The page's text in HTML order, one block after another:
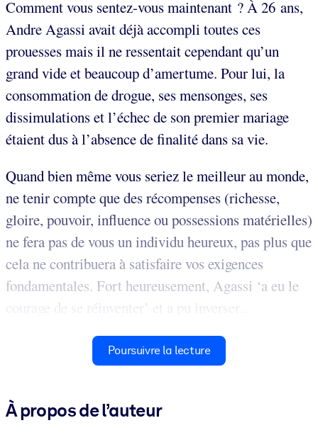
Comment vous sentez-vous maintenant ? À 26 ans,
Andre Agassi avait déjà accompli toutes ces
prouesses mais il ne ressentait cependant qu’un
grand vide et beaucoup d’amertume. Pour lui, la
consommation de drogue, ses mensonges, ses
dissimulations et l’échec de son premier mariage
étaient dus à l’absence de finalité dans sa vie.
Quand bien même vous seriez le meilleur au monde,
ne tenir compte que des récompenses (richesse,
gloire, pouvoir, influence ou possessions matérielles)
ne fera pas de vous un individu heureux, pas plus que
cela ne contribuera à satisfaire vos exigences
fondamentales. Fort heureusement, Agassi ‘a eu le
courage de se réinventer’ et a pu inverser...
Poursuivre la lecture
À propos de l’auteur